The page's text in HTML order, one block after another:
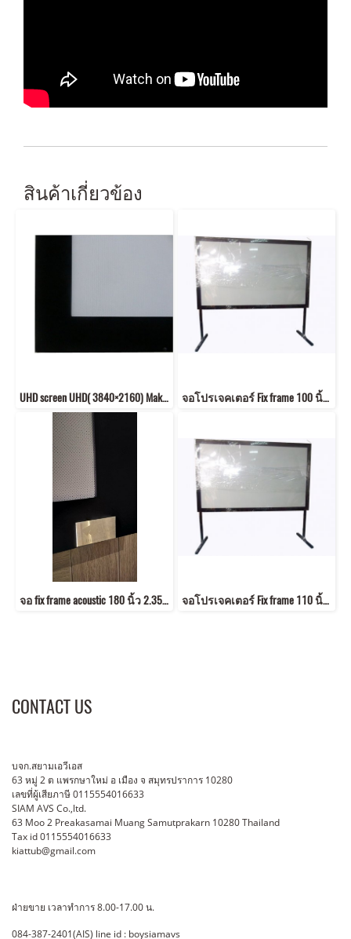
สินค้าเกี่ยวข้อง
UHD screen UHD( 3840×2160) Make to order จอโปรเจคเตอร์ Fix frame 100 นิ้ว ขนาด (1.25x2.21m) 16:9 พร้อมขา สูง 80 cm#2
จอ fix frame acoustic 180 นิ้ว 2.35:1 แบบ โรงหลัง จอโปรเจคเตอร์ Fix frame 110 นิ้ว ขนาด (1.37x2.44 m) 16:9 พร้อมขา สูง 80 cm
CONTACT US
บจก.สยามเอวีเอส
63 หมู่ 2 ต แพรกษาใหม่ อ เมือง จ สมุทรปราการ 10280
เลขที่ผู้เสียภาษี 0115554016633
SIAM AVS Co.,ltd.
63 Moo 2 Preakasamai Muang Samutprakarn 10280 Thailand
Tax id 0115554016633
kiattub@gmail.com
ฝ่ายขาย เวลาทำการ 8.00-17.00 น.
084-387-2401(AIS) line id : boysiamavs